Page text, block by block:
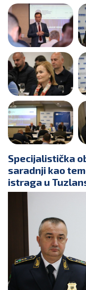
Specijalistička
saradnji kao
istraga u